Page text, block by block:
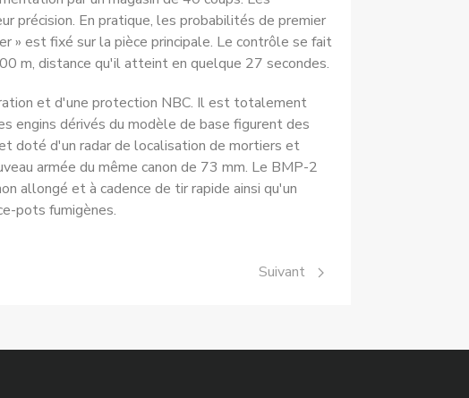
précision. En pratique, les probabilités de premier
» est fixé sur la pièce principale. Le contrôle se fait
m, distance qu'il atteint en quelque 27 secondes.
et d'une protection NBC. Il est totale­ment
engins dérivés du modèle de base figurent des
doté d'un radar de localisation de mor­tiers et
armée du même canon de 73 mm. Le BMP-2
allongé et à cadence de tir rapide ainsi qu'un
pots fumi­gènes.
Article suivant : BMD
Suivant